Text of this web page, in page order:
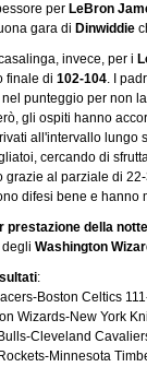
per LeBron
gara di Dinwiddie
invece, per i
finale di 102-104. I
punteggio per non
gli ospiti hanno
all'intervallo lungo
cercando di
grazie al parziale di
difesi bene e hanno
prestazione della notte
Washington
:
Boston Celtics
Wizards-New York
Cleveland
Minnesota